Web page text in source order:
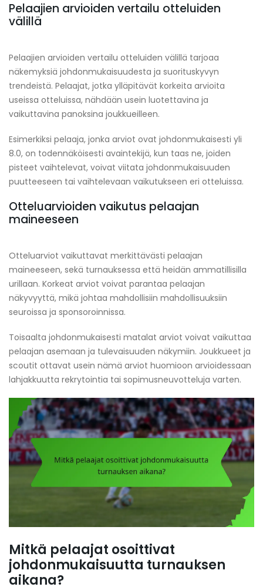
Pelaajien arvioiden vertailu otteluiden
välillä
Pelaajien arvioiden vertailu otteluiden välillä tarjoaa
näkemyksiä johdonmukaisuudesta ja suorituskyvyn
trendeistä. Pelaajat, jotka ylläpitävät korkeita arvioita
useissa otteluissa, nähdään usein luotettavina ja
vaikuttavina panoksina joukkueilleen.
Esimerkiksi pelaaja, jonka arviot ovat johdonmukaisesti yli
8.0, on todennäköisesti avaintekijä, kun taas ne, joiden
pisteet vaihtelevat, voivat viitata johdonmukaisuuden
puutteeseen tai vaihtelevaan vaikutukseen eri otteluissa.
Otteluarvioiden vaikutus pelaajan
maineeseen
Otteluarviot vaikuttavat merkittävästi pelaajan
maineeseen, sekä turnauksessa että heidän ammatillisilla
urillaan. Korkeat arviot voivat parantaa pelaajan
näkyvyyttä, mikä johtaa mahdollisiin mahdollisuuksiin
seuroissa ja sponsoroinnissa.
Toisaalta johdonmukaisesti matalat arviot voivat vaikuttaa
pelaajan asemaan ja tulevaisuuden näkymiin. Joukkueet ja
scoutit ottavat usein nämä arviot huomioon arvioidessaan
lahjakkuutta rekrytointia tai sopimusneuvotteluja varten.
Mitkä pelaajat osoittivat
johdonmukaisuutta turnauksen
aikana?